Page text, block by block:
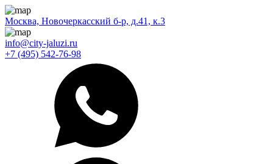
Москва, Новочеркасский б-р, д.41, к.3
info@city-jaluzi.ru
+7 (495) 542-76-98